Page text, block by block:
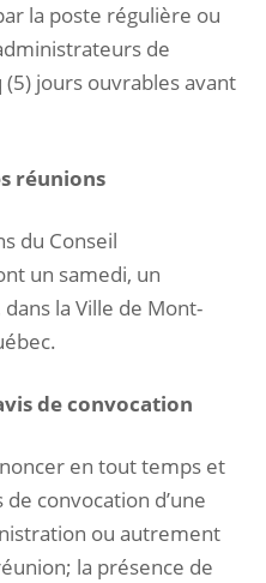
la poste régulière ou
de
(5) jours ouvrables avant
réunions
du Conseil
un samedi, un
la Ville de Mont-
de convocation
en tout temps et
convocation d’une
ou autrement
la présence de